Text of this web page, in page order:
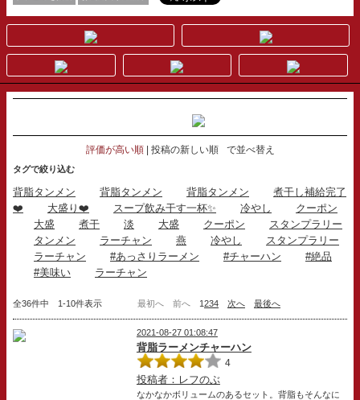
評価が高い順 投稿の新しい順 で並べ替え
タグで絞り込む
背脂タンメン 背脂タンメン 背脂タンメン
煮干し補給完了
❤️
大盛り❤️ スープ飲み干す一杯✨ 冷やし
クーポン
大盛
煮干 淡 大盛 クーポン
スタンプラリー
タンメン
ラーチャン 燕 冷やし
スタンプラリー
ラーチャン
#あっさりラーメン #チャーハン
#絶品
#美味い
ラーチャン
全36件中 1-10件表示 最初へ 前へ 1234 次へ 最後へ
2021-08-27 01:08:47
背脂ラーメンチャーハン
4
投稿者：レフのぶ
なかなかボリュームのあるセット。背脂もそんなに